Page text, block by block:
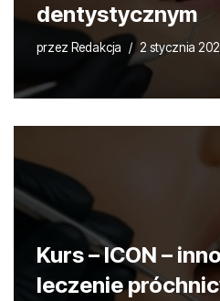
dentystycznym
przez Redakcja 2 stycznia
Kurs – ICON –
leczenie